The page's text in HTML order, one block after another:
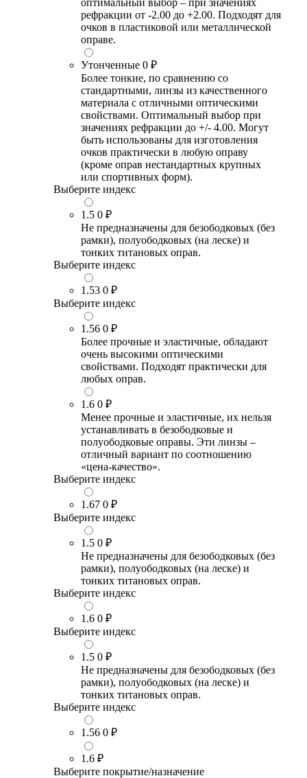
оптимальный выбор – при значениях
рефракции от -2.00 до +2.00. Подходят для
очков в пластиковой или металлической
оправе.
Утонченные 0 ₽
Более тонкие, по сравнению со
стандартными, линзы из качественного
материала с отличными оптическими
свойствами. Оптимальный выбор при
значениях рефракции до +/- 4.00. Могут
быть использованы для изготовления
очков практически в любую оправу
(кроме оправ нестандартных крупных
или спортивных форм).
Выберите индекс
1.5 0 ₽
Не предназначены для безободковых (без
рамки), полуободковых (на леске) и
тонких титановых оправ.
Выберите индекс
1.53 0 ₽
Выберите индекс
1.56 0 ₽
Более прочные и эластичные, обладают
очень высокими оптическими
свойствами. Подходят практически для
любых оправ.
1.6 0 ₽
Менее прочные и эластичные, их нельзя
устанавливать в безободковые и
полуободковые оправы. Эти линзы –
отличный вариант по соотношению
«цена-качество».
Выберите индекс
1.67 0 ₽
Выберите индекс
1.5 0 ₽
Не предназначены для безободковых (без
рамки), полуободковых (на леске) и
тонких титановых оправ.
Выберите индекс
1.6 0 ₽
Выберите индекс
1.5 0 ₽
Не предназначены для безободковых (без
рамки), полуободковых (на леске) и
тонких титановых оправ.
Выберите индекс
1.56 0 ₽
1.6 ₽
Выберите покрытие/назначение